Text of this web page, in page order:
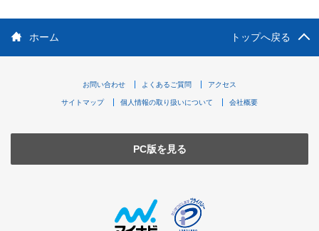
ホーム トップへ戻る
お問い合わせ よくあるご質問 アクセス
サイトマップ 個人情報の取り扱いについて 会社概要
PC版を見る